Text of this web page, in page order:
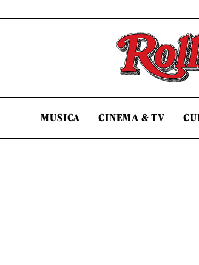
MUSICA CINEMA & TV